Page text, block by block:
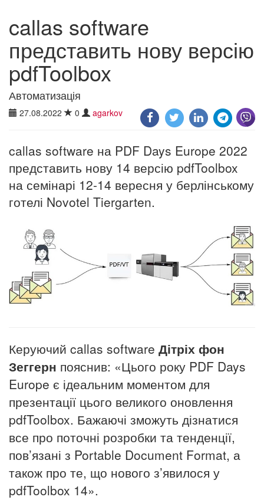
callas software
представить нову версію
pdfToolbox
Автоматизація
27.08.2022 0 agarkov
callas software на PDF Days Europe 2022
представить нову 14 версію pdfToolbox
на семінарі 12-14 вересня у берлінському
готелі Novotel Tiergarten.
Керуючий callas software Дітріх фон
Зеггерн пояснив: «Цього року PDF Days
Europe є ідеальним моментом для
презентації цього великого оновлення
pdfToolbox. Бажаючі зможуть дізнатися
все про поточні розробки та тенденції,
пов’язані з Portable Document Format, а
також про те, що нового з’явилося у
pdfToolbox 14».